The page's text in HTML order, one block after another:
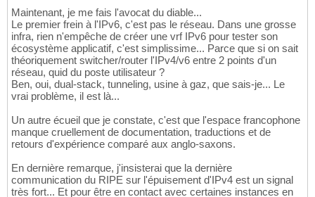
Maintenant, je me fais l'avocat du diable...
Le premier frein à l'IPv6, c'est pas le réseau. Dans une grosse
infra, rien n'empêche de créer une vrf IPv6 pour tester son
écosystème applicatif, c'est simplissime... Parce que si on sait
théoriquement switcher/router l'IPv4/v6 entre 2 points d'un
réseau, quid du poste utilisateur ?
Ben, oui, dual-stack, tunneling, usine à gaz, que sais-je... Le
vrai problème, il est là...
Un autre écueil que je constate, c'est que l'espace francophone
manque cruellement de documentation, traductions et de
retours d'expérience comparé aux anglo-saxons.
En dernière remarque, j'insisterai que la dernière
communication du RIPE sur l'épuisement d'IPv4 est un signal
très fort... Et pour être en contact avec certaines instances en